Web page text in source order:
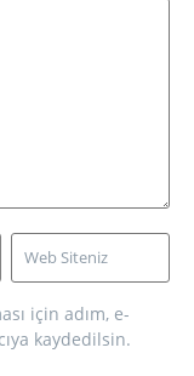
için adım, e-
kaydedilsin.